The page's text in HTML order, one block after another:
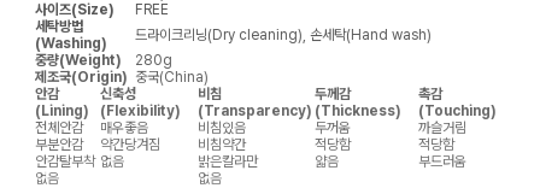
사이즈(Size)
FREE
세탁방법
(Washing)
드라이크리닝(Dry cleaning), 손세탁(Hand wash)
중량(Weight)
280g
제조국(Origin) 중국(China)
안감
(Lining)
신축성
(Flexibility)
비침
(Transparency)
두께감
(Thickness)
촉감
(Touching)
전체안감
매우좋음 비침있음 두꺼움
까슬거림
부분안감
약간당겨짐 비침약간 적당함
적당함
안감탈부착 없음 밝은칼라만 얇음
부드러움
없음
없음